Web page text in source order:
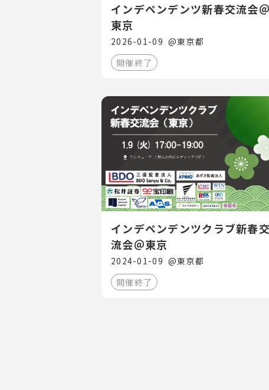
インデペンデンツ新春交流会＠
東京
2026-01-09 @東京都
開催終了
インデペンデンツクラブ新春交
流会＠東京
2024-01-09 @東京都
開催終了